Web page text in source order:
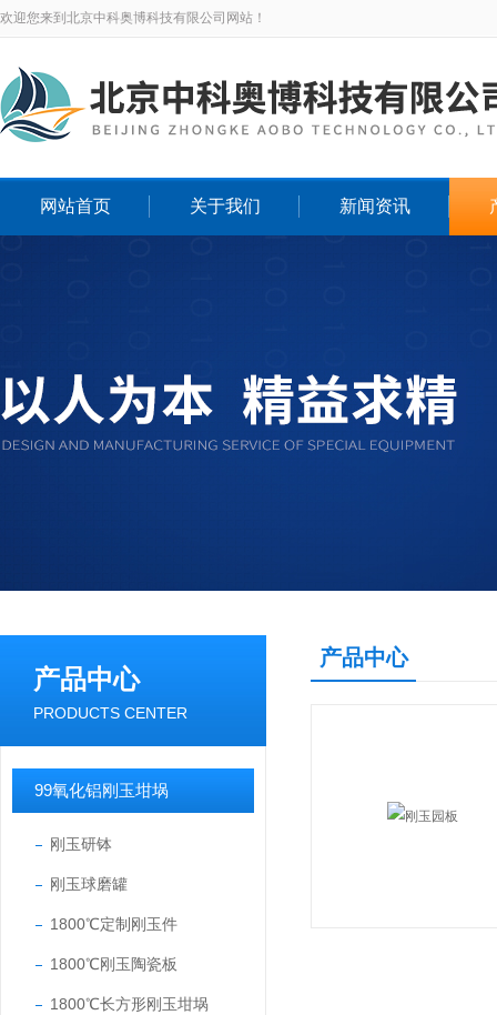
欢迎您来到北京中科奥博科技有限公司网站！
网站首页 关于我们 新闻资讯
产品中心
PRODUCTS CENTER
99氧化铝刚玉坩埚
刚玉研钵
刚玉球磨罐
1800℃定制刚玉件
1800℃刚玉陶瓷板
1800℃长方形刚玉坩埚
产品中心